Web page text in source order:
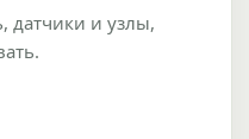
датчики и узлы,